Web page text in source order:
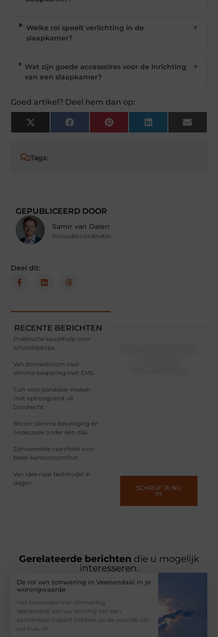
Welke rol speelt verlichting in de
slaapkamer?
▼
Wat zijn goede accessoires voor de inrichting
van een slaapkamer?
▼
Goed artikel? Deel hem dan op:
X
(Twitter)
Facebook Pinterest LinkedIn Email
Tags:
GEPUBLICEERD DOOR
Samir van Dalen
Inhoudscoördinator
Deel dit:
RECENTE BERICHTEN
Praktische keuzehulp voor
schoollaptops
Van zonnestroom naar
slimme besparing met EMS
Tuin voorjaarsklaar maken
met ophoogzand uit
Dordrecht
Sitcon: slimme beveiliging en
onderzoek onder één dak
Zonwerende raamfolie voor
beter kantoorcomfort
Van idee naar testmodel in
dagen
SCHRIJF JE NU
IN
Gerelateerde berichten die u mogelijk
interesseren.
De rol van zonwering in Veenendaal in je
woningwaarde
Het toevoegen van zonwering
Veenendaal aan uw woning kan een
aanzienlijke impact hebben op de waarde van
uw huis. In